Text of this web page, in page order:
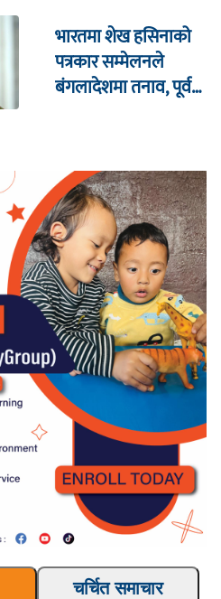
भारतमा शेख हसिनाको
पत्रकार सम्मेलनले
बंगलादेशमा तनाव, पूर्व
चर्चित समाचार